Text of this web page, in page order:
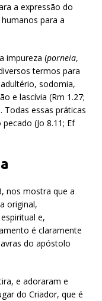
a expressão do
para a
impureza (porneia,
termos para
sodomia,
e lascívia (Rm 1.27;
Todas essas práticas
(Jo 8.11; Ef
nos mostra que a
original,
e,
é claramente
do apóstolo
e adoraram e
do Criador, que é